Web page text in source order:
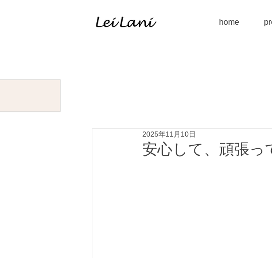
home
安心して、頑張っ
2025年11月10日